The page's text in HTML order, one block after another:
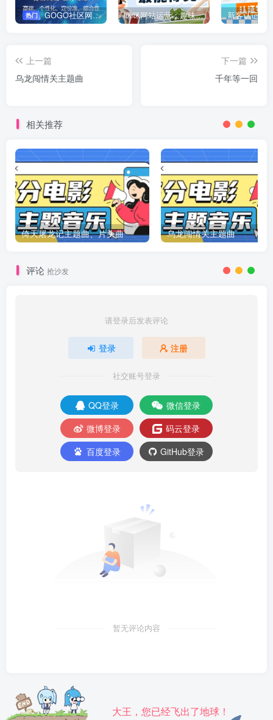
热门 GOGO社区网站搭建(自助服务) 咪咪网站运营：趣味性悄悄飘起的成功风头 新客认证优
上一篇
乌龙闯情关主题曲
下一篇
千年等一回
相关推荐
倚天屠龙记主题曲、片头曲 乌龙闯情关主题曲
评论 抢沙发
请登录后发表评论
登录 注册
社交账号登录
QQ登录
微信登录
微博登录
码云登录
百度登录
GitHub登录
暂无评论内容
大王，您已经飞出了地球！